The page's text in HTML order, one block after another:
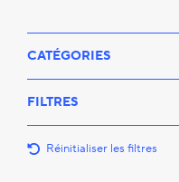
CATÉGORIES
FILTRES
Réinitialiser les filtres